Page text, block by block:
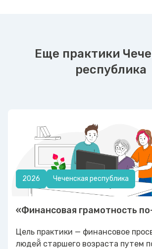
Еще практики
республика
2026 Чеченская республика
«Финансовая грамотность
Цель практики — финансовое
людей̆ старшего возраста путем